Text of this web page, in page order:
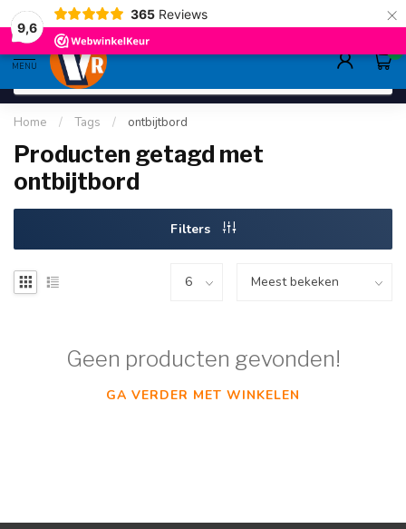
9,6
365 Reviews ×
gratis verzending>80,-
MENU
0
Home / Tags / ontbijtbord
Producten getagd met
ontbijtbord
Filters
Geen producten gevonden!
GA VERDER MET WINKELEN